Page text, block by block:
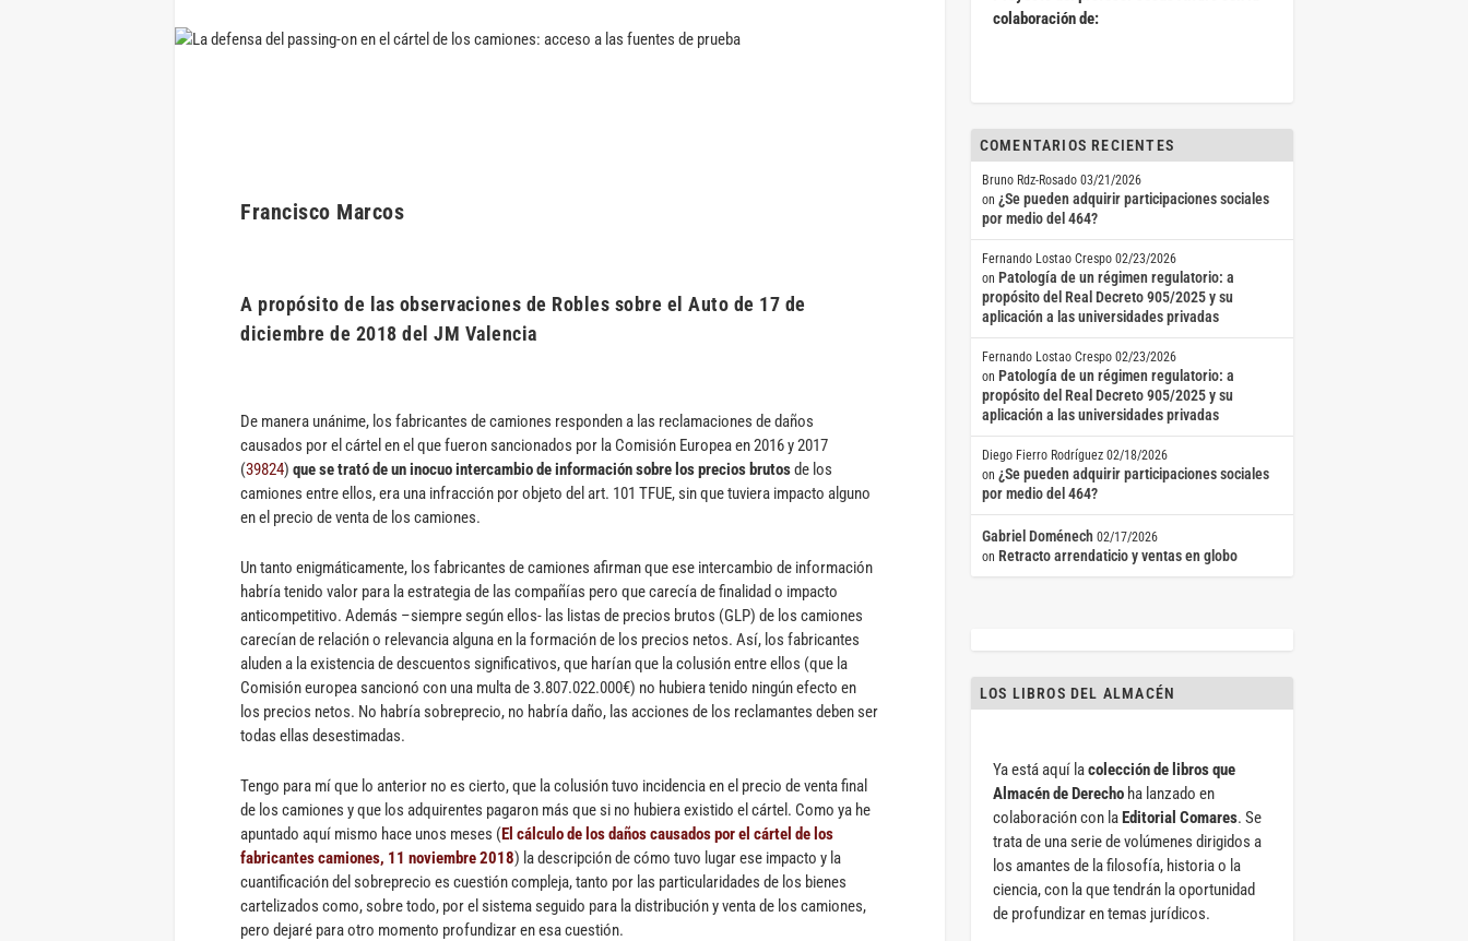
Francisco Marcos
A propósito de las observaciones de Robles sobre el Auto de 17 de
diciembre de 2018 del JM Valencia
De manera unánime, los fabricantes de camiones responden a las reclamaciones de daños
causados por el cártel en el que fueron sancionados por la Comisión Europea en 2016 y 2017
(39824) que se trató de un inocuo intercambio de información sobre los precios brutosde los
camiones entre ellos, era una infracción por objeto del art. 101 TFUE, sin que tuviera impacto alguno
en el precio de venta de los camiones.
Un tanto enigmáticamente, los fabricantes de camiones afirman que ese intercambio de información
habría tenido valor para la estrategia de las compañías pero que carecía de finalidad o impacto
anticompetitivo. Además –siempre según ellos- las listas de precios brutos (GLP) de los camiones
carecían de relación o relevancia alguna en la formación de los precios netos. Así, los fabricantes
aluden a la existencia de descuentos significativos, que harían que la colusión entre ellos (que la
Comisión europea sancionó con una multa de 3.807.022.000€) no hubiera tenido ningún efecto en
los precios netos. No habría sobreprecio, no habría daño, las acciones de los reclamantes deben ser
todas ellas desestimadas.
Tengo para mí que lo anterior no es cierto, que la colusión tuvo incidencia en el precio de venta final
de los camiones y que los adquirentes pagaron más que si no hubiera existido el cártel. Como ya he
apuntado aquí mismo hace unos meses (El cálculo de los daños causados por el cártel de los
fabricantes camiones, 11 noviembre 2018) la descripción de cómo tuvo lugar ese impacto y la
cuantificación del sobreprecio es cuestión compleja, tanto por las particularidades de los bienes
cartelizados como, sobre todo, por el sistema seguido para la distribución y venta de los camiones,
pero dejaré para otro momento profundizar en esa cuestión.
colaboración de:
COMENTARIOS RECIENTES
Bruno Rdz-Rosado 03/21/2026
on ¿Se pueden adquirir participaciones sociales
por medio del 464?
Fernando Lostao Crespo 02/23/2026
on Patología de un régimen regulatorio: a
propósito del Real Decreto 905/2025 y su
aplicación a las universidades privadas
Fernando Lostao Crespo 02/23/2026
on Patología de un régimen regulatorio: a
propósito del Real Decreto 905/2025 y su
aplicación a las universidades privadas
Diego Fierro Rodríguez 02/18/2026
on ¿Se pueden adquirir participaciones sociales
por medio del 464?
Gabriel Doménech 02/17/2026
on Retracto arrendaticio y ventas en globo
LOS LIBROS DEL ALMACÉN
Ya está aquí lacolección de libros que
Almacén de Derechoha lanzado en
colaboración con laEditorial Comares. Se
trata de una serie de volúmenes dirigidos a
los amantes de la filosofía, historia o la
ciencia, con la que tendrán la oportunidad
de profundizar en temas jurídicos.